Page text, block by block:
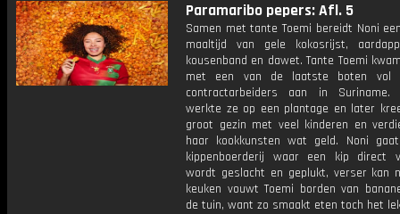
Paramaribo pepers: Afl. 5
Samen met tante Toemi bereidt Noni
maaltijd van gele kokosrijst,
kousenband en dawet. Tante Toemi
met een van de laatste boten vol
contractarbeiders aan in
werkte ze op een plantage en later
groot gezin met veel kinderen en
haar kookkunsten wat geld. Noni
kippenboerderij waar een kip direct
wordt geslacht en geplukt, verser kan
keuken vouwt Toemi borden van
de tuin, want zo smaakt eten toch het